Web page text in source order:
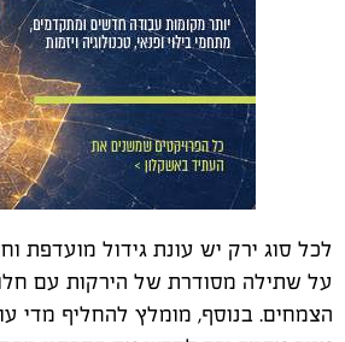
לכל סוג ירק יש עונת גידול מועדפת
על שתילה מסודרת של הירקות עם
הצמחים. בנוסף, מומלץ להחליף מדי